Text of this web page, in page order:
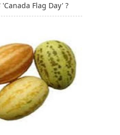
Flag Day' ?